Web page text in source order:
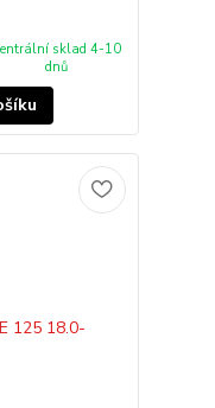
sklad 4-10
dnů